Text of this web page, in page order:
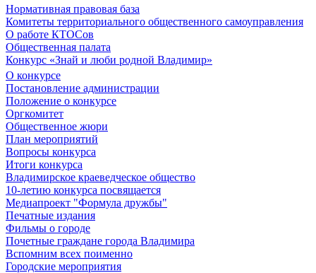
Нормативная правовая база
Комитеты территориального общественного самоуправления
О работе КТОСов
Общественная палата
Конкурс «Знай и люби родной Владимир»
О конкурсе
Постановление администрации
Положение о конкурсе
Оргкомитет
Общественное жюри
План мероприятий
Вопросы конкурса
Итоги конкурса
Владимирское краеведческое общество
10-летию конкурса посвящается
Медиапроект "Формула дружбы"
Печатные издания
Фильмы о городе
Почетные граждане города Владимира
Вспомним всех поименно
Городские мероприятия